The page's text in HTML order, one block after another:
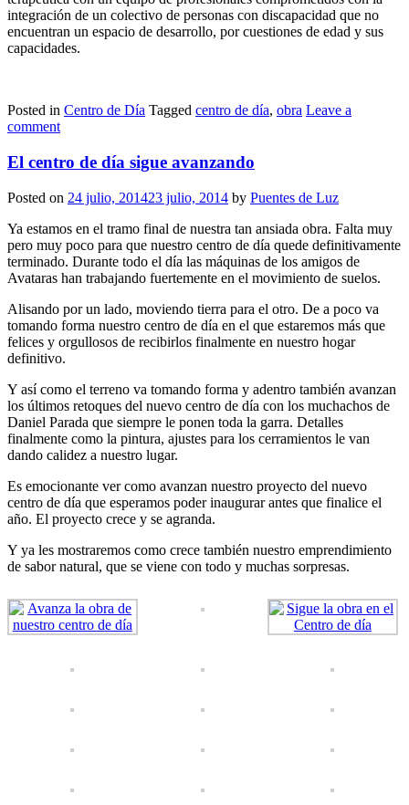
integración de un colectivo de personas con discapacidad que no
encuentran un espacio de desarrollo, por cuestiones de edad y sus
capacidades.
Posted in Centro de Día Tagged centro de día, obra Leave a
comment
El centro de día sigue avanzando
Posted on 24 julio, 201423 julio, 2014 by Puentes de Luz
Ya estamos en el tramo final de nuestra tan ansiada obra. Falta muy
pero muy poco para que nuestro centro de día quede definitivamente
terminado. Durante todo el día las máquinas de los amigos de
Avataras han trabajando fuertemente en el movimiento de suelos.
Alisando por un lado, moviendo tierra para el otro. De a poco va
tomando forma nuestro centro de día en el que estaremos más que
felices y orgullosos de recibirlos finalmente en nuestro hogar
definitivo.
Y así como el terreno va tomando forma y adentro también avanzan
los últimos retoques del nuevo centro de día con los muchachos de
Daniel Parada que siempre le ponen toda la garra. Detalles
finalmente como la pintura, ajustes para los cerramientos le van
dando calidez a nuestro lugar.
Es emocionante ver como avanzan nuestro proyecto del nuevo
centro de día que esperamos poder inaugurar antes que finalice el
año. El proyecto crece y se agranda.
Y ya les mostraremos como crece también nuestro emprendimiento
de sabor natural, que se viene con todo y muchas sorpresas.